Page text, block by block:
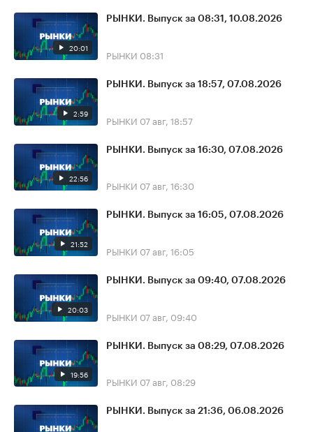
20:01
РЫНКИ. Выпуск за 08:31, 10.08.2026
РЫНКИ 08:31
2:59
РЫНКИ. Выпуск за 18:57, 07.08.2026
РЫНКИ 07 авг, 18:57
22:56
РЫНКИ. Выпуск за 16:30, 07.08.2026
РЫНКИ 07 авг, 16:30
21:52
РЫНКИ. Выпуск за 16:05, 07.08.2026
РЫНКИ 07 авг, 16:05
20:03
РЫНКИ. Выпуск за 09:40, 07.08.2026
РЫНКИ 07 авг, 09:40
19:56
РЫНКИ. Выпуск за 08:29, 07.08.2026
РЫНКИ 07 авг, 08:29
РЫНКИ. Выпуск за 21:36, 06.08.2026